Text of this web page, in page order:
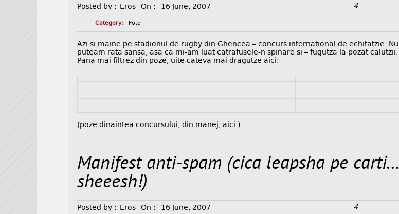
Posted by : Eros On : 16 June, 2007 4
Category: Foto
Azi si maine pe stadionul de rugby din Ghencea – concurs international de echitatzie. Nu
puteam rata sansa, asa ca mi-am luat catrafusele-n spinare si – fugutza la pozat calutzii.
Pana mai filtrez din poze, uite cateva mai dragutze aici:
(poze dinaintea concursului, din manej,aici .)
Manifest anti-spam (cica leapsha pe carti…
sheeesh!)
Posted by : Eros On : 16 June, 2007 4